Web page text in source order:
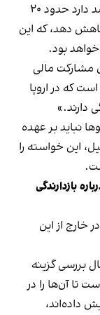
منبع دیپلماتیک اروپایی گزارش داد ترامپ قصد دارد حدود ۲۰
کاهش دهد، که این
مشارکت مالی
که در اروپا
دارند.»
نباید بر عهده
این خواسته را
بازدارندگی
در خارج از این
بررسی گزینه
تا آن‌ها را در
داده‌اند،